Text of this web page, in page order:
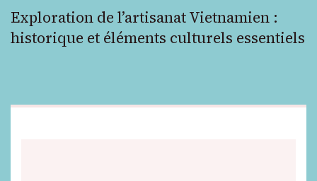
Exploration de l’artisanat Vietnamien :
historique et éléments culturels essentiels